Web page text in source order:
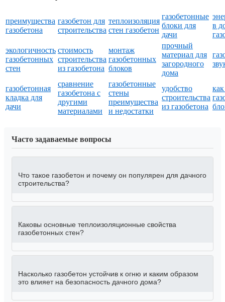
преимущества
газобетона
газобетон для
строительства
теплоизоляция
стен газобетон
газобетонные
блоки для
дачи
в
экологичность
газобетонных
стен
стоимость
строительства
из газобетона
монтаж
газобетонных
блоков
прочный
материал для
загородного
дома
газобетонная
кладка для
дачи
сравнение
газобетона с
другими
материалами
газобетонные
стены
преимущества
и недостатки
удобство
строительства
из газобетона
Часто задаваемые вопросы
Что такое газобетон и почему он популярен для дачного
строительства?
Каковы основные теплоизоляционные свойства
газобетонных стен?
Насколько газобетон устойчив к огню и каким образом
это влияет на безопасность дачного дома?